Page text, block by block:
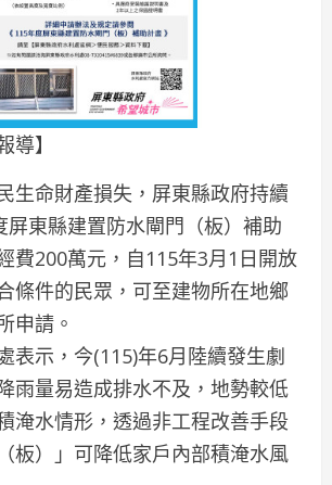
導】
命財產損失，屏東縣政府持續
屏東縣建置防水閘門（板）補助
費200萬元，自115年3月1日開放
條件的民眾，可至建物所在地鄉
申請。
示，今(115)年6月陸續發生劇
雨量易造成排水不及，地勢較低
淹水情形，透過非工程改善手段
板）」可降低家戶內部積淹水風